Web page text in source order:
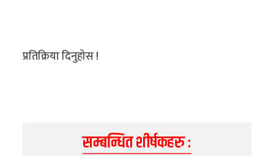
प्रतिक्रिया दिनुहोस !
सम्बन्धित शीर्षकहरु :